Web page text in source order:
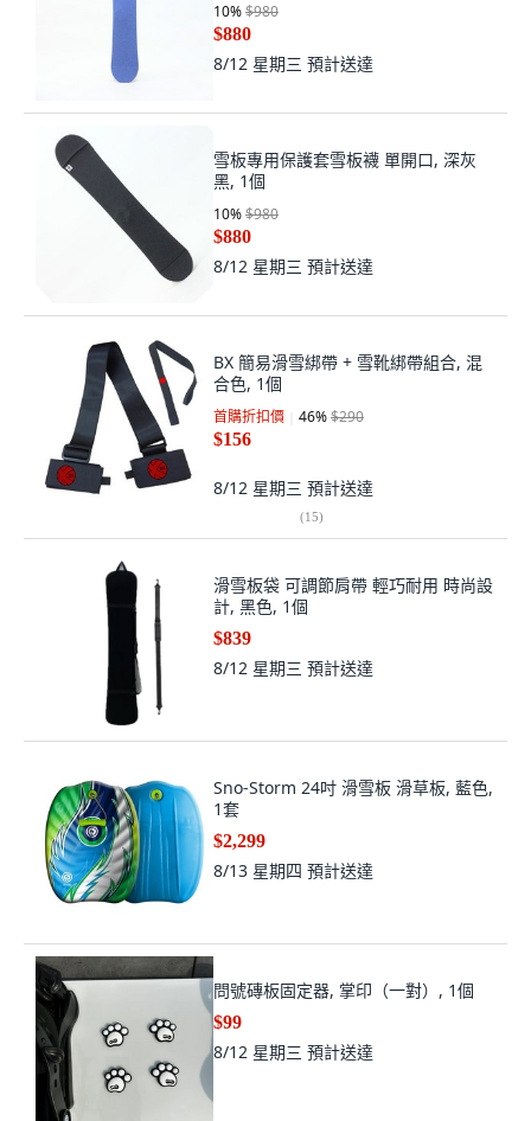
10%$980
$880
8/12 星期三 預計送達
雪板專用保護套雪板襪 單開口, 深灰
黑, 1個
10%$980
$880
8/12 星期三 預計送達
BX 簡易滑雪綁帶 + 雪靴綁帶組合, 混
合色, 1個
首購折扣價 46%$290
$156
8/12 星期三 預計送達
(15)
滑雪板袋 可調節肩帶 輕巧耐用 時尚設
計, 黑色, 1個
$839
8/12 星期三 預計送達
Sno-Storm 24吋 滑雪板 滑草板, 藍色,
1套
$2,299
8/13 星期四 預計送達
問號磚板固定器, 掌印（一對）, 1個
$99
8/12 星期三 預計送達